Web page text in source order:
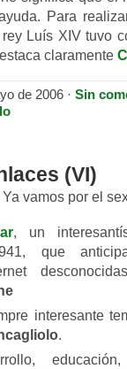
Para
Luís XIV tuvo
claramente
de 2006 · Sin
(VI)
vamos por el
, un
que
interesante
.